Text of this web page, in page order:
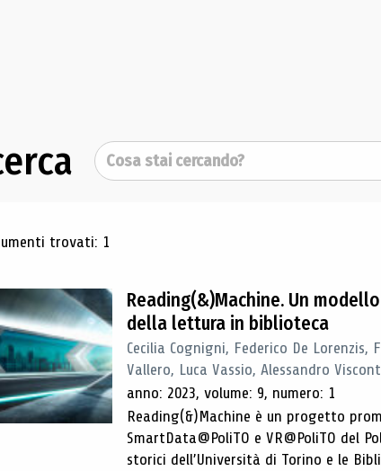
Cerca
di ricerca
trovati: 1
Reading(&)Machine. Un
della lettura in biblioteca
Cecilia Cognigni, Federico De
Vallero, Luca Vassio, Alessandro
anno: 2023, volume: 9, numero: 1
Reading(&)Machine è un progetto
SmartData@PoliTO e VR@PoliTO del
storici dell’Università di Torino e le